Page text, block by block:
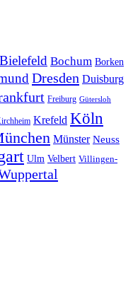
Bielefeld Bochum Borken
Dresden Duisburg
Freiburg Gütersloh
Krefeld Köln
Münster Neuss
Ulm Velbert Villingen-